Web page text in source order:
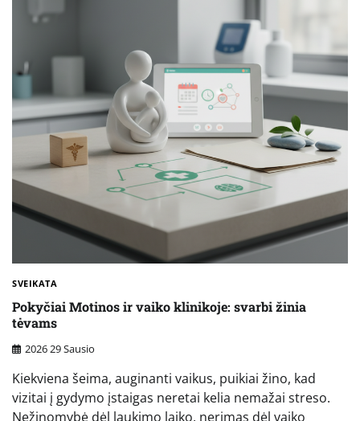
SVEIKATA
Pokyčiai Motinos ir vaiko klinikoje: svarbi žinia
tėvams
2026 29 Sausio
Kiekviena šeima, auginanti vaikus, puikiai žino, kad
vizitai į gydymo įstaigas neretai kelia nemažai streso.
Nežinomybė dėl laukimo laiko, nerimas dėl vaiko